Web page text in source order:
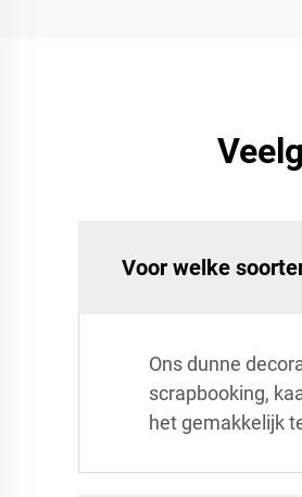
Voor welke
Ons dunne
scrapbooking,
het gemakkelijk